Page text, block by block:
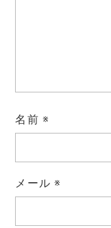
名前 ※
メール ※